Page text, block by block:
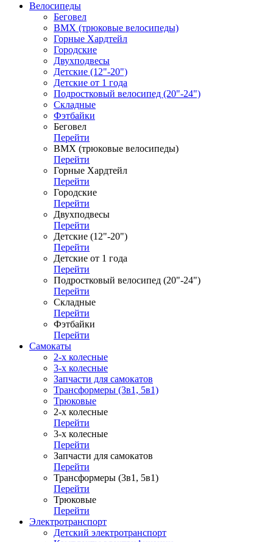
Велосипеды
Беговел
ВМХ (трюковые велосипеды)
Горные Хардтейл
Городские
Двухподвесы
Детские (12"-20")
Детские от 1 года
Подростковый велосипед (20"-24")
Складные
Фэтбайки
Беговел
Перейти
ВМХ (трюковые велосипеды)
Перейти
Горные Хардтейл
Перейти
Городские
Перейти
Двухподвесы
Перейти
Детские (12"-20")
Перейти
Детские от 1 года
Перейти
Подростковый велосипед (20"-24")
Перейти
Складные
Перейти
Фэтбайки
Перейти
Самокаты
2-х колесные
3-х колесные
Запчасти для самокатов
Трансформеры (3в1, 5в1)
Трюковые
2-х колесные
Перейти
3-х колесные
Перейти
Запчасти для самокатов
Перейти
Трансформеры (3в1, 5в1)
Перейти
Трюковые
Перейти
Электротранспорт
Детский электротранспорт